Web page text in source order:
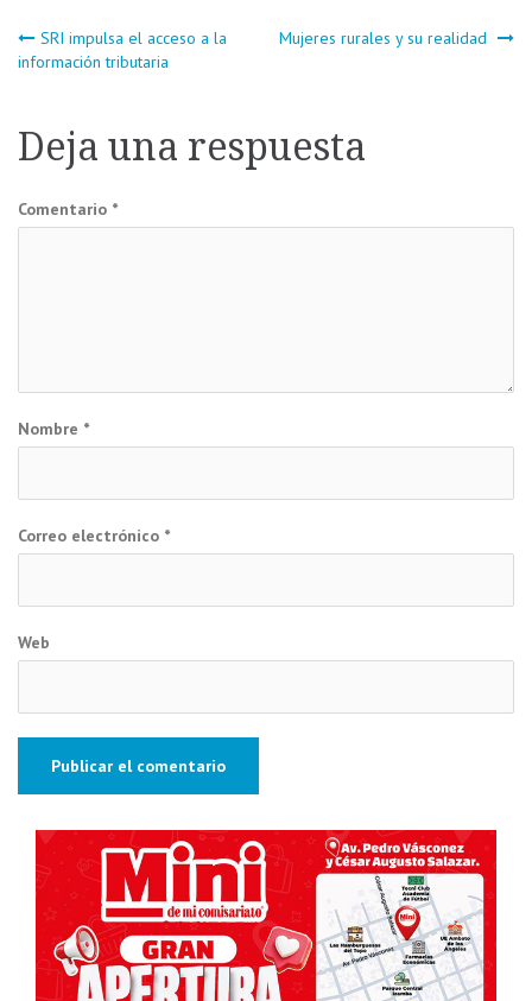
Navegación
entradas
SRI impulsa el acceso a la
información tributaria
Mujeres rurales y su realidad
Deja una respuesta
Comentario *
Nombre *
Correo electrónico *
Web